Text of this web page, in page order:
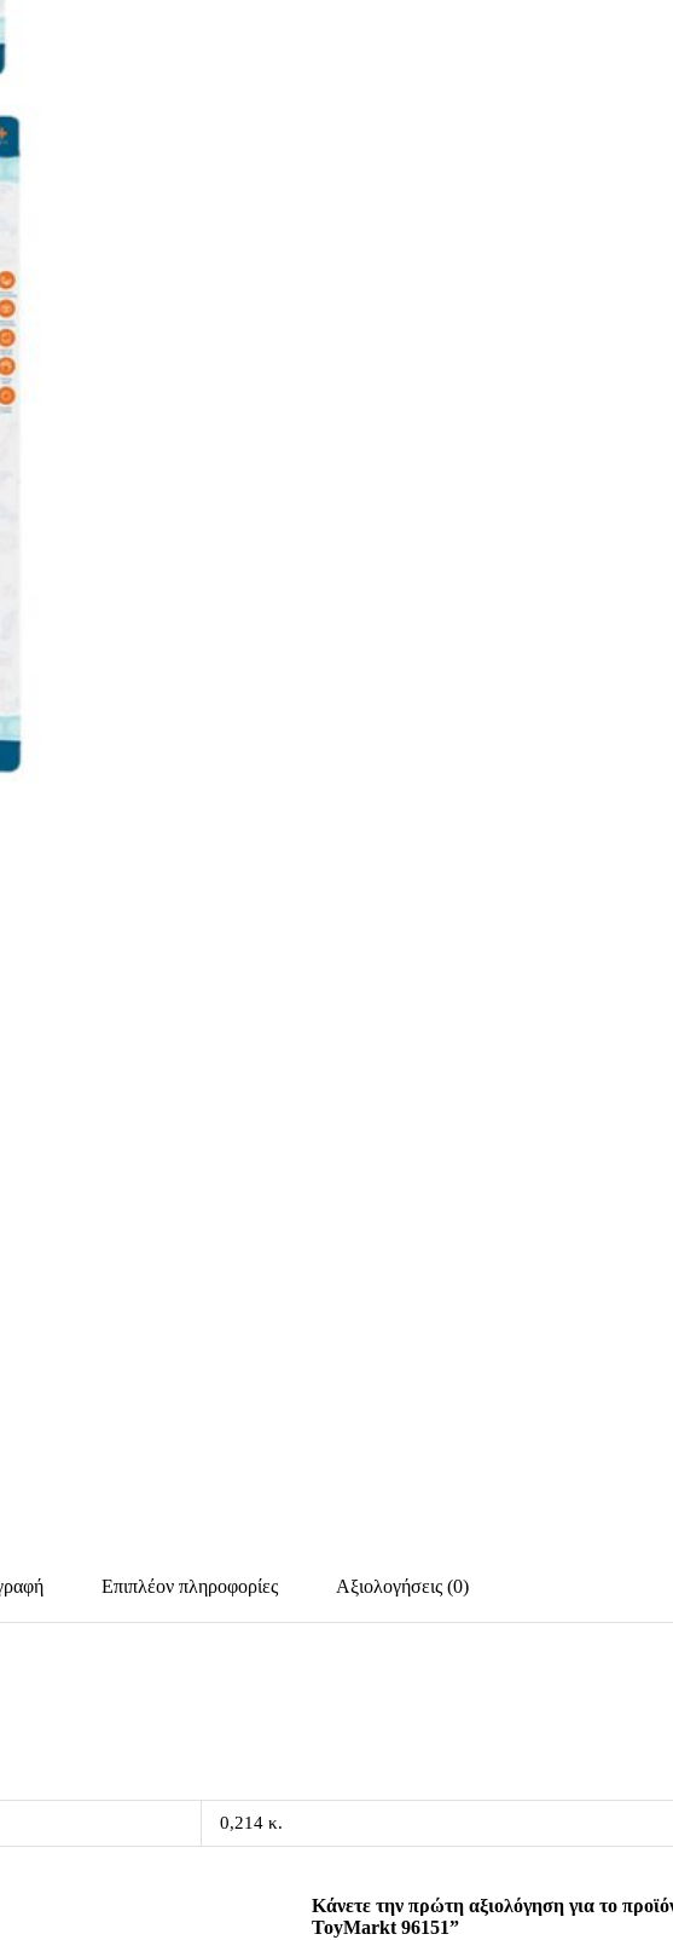
Επιπλέον πληροφορίες Αξιολογήσεις (0)
0,214 κ.
Κάνετε την πρώτη αξιολόγηση για το
ToyMarkt 96151”